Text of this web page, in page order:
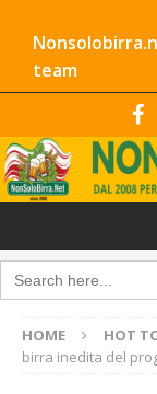
team
Search
for:
HOME HOT
birra inedita del